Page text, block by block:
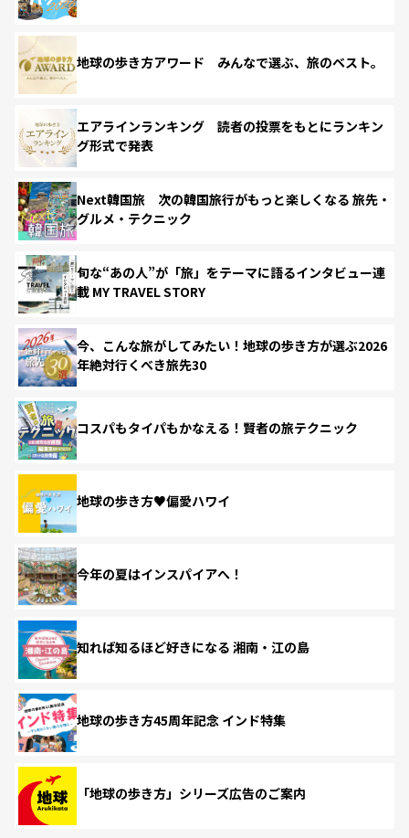
地球の歩き方アワード みんなで選ぶ、旅のベスト。
エアラインランキング 読者の投票をもとにランキン
グ形式で発表
Next韓国旅 次の韓国旅行がもっと楽しくなる 旅先・
グルメ・テクニック
旬な“あの人”が「旅」をテーマに語るインタビュー連
載 MY TRAVEL STORY
今、こんな旅がしてみたい！地球の歩き方が選ぶ2026
年絶対行くべき旅先30
コスパもタイパもかなえる！賢者の旅テクニック
地球の歩き方♥偏愛ハワイ
今年の夏はインスパイアへ！
知れば知るほど好きになる 湘南・江の島
地球の歩き方45周年記念 インド特集
「地球の歩き方」シリーズ広告のご案内